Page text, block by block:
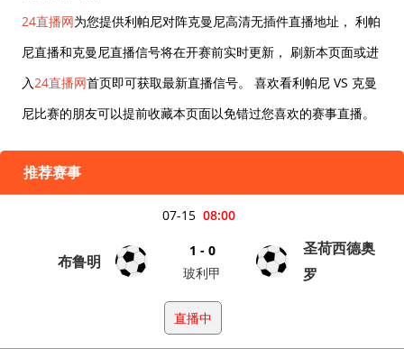
24直播网为您提供利帕尼对阵克曼尼高清无插件直播地址， 利帕
尼直播和克曼尼直播信号将在开赛前实时更新， 刷新本页面或进
入24直播网首页即可获取最新直播信号。 喜欢看利帕尼 VS 克曼
尼比赛的朋友可以提前收藏本页面以免错过您喜欢的赛事直播。
推荐赛事
08:00
07-15
布鲁明
1 - 0
玻利甲
圣荷西德奥
罗
直播中